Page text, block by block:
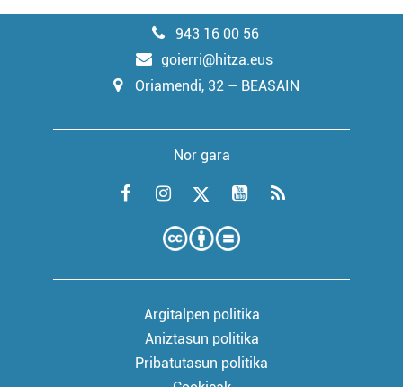
943 16 00 56
goierri@hitza.eus
Oriamendi, 32 – BEASAIN
Nor gara
Argitalpen politika
Aniztasun politika
Pribatutasun politika